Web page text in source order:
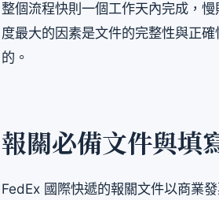
整個流程快則一個工作天內完成，
度最大的因素是文件的完整性與正
的。
報關必備文件與填
FedEx 國際快遞的報關文件以商業